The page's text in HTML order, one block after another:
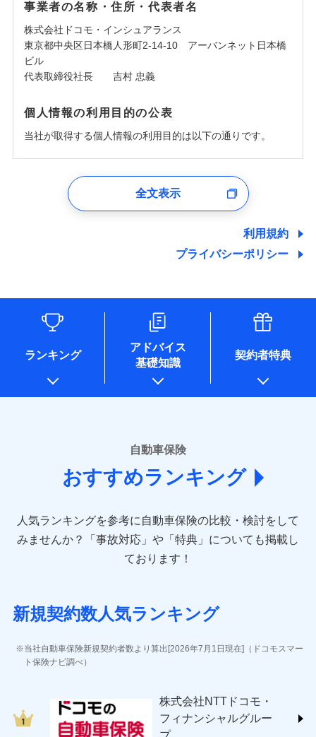
事業者の名称・住所・代表者名
株式会社ドコモ・インシュアランス
東京都中央区日本橋人形町2-14-10 アーバンネット日本橋
ビル
代表取締役社長 吉村 忠義
個人情報の利用目的の公表
当社が取得する個人情報の利用目的は以下の通りです。
ユーザー登録受付および、管理のため
しくは委託を受けている保険会社・提携会社の保険その他に
関する情報を提供し、金融商品等の契約を勧奨するため、ま
た維持管理等の委託業務遂行のため、またそれらに付帯、関
情報を取引のある他の保険会社の商品・サービスをご提案す
るために利用させていただくことがあります。）
各種セミナーの開催のため
コンサルティングサービスの実施のため
アンケートやキャンペーン等の実施のため
上記に係る案内・手続き・管理等付帯業務を行うため
* 当社が委託を受けている保険会社の情報は、保険会社のホ
ームページに掲載しておりますので、ご確認ください。
あいおいニッセイ同和損害保険株式会社
(https://www.aioinissaydowa.co.jp/)
アクサ損害保険株式会社 (https://www.axa-
direct.co.jp/)
sompo.co.jp/)
東京海上ダイレクト損害保険株式会社 (https://www.e-
AIG損害保険株式会社 (https://www.aig.co.jp/sonpo)
ジェイアイ傷害火災保険株式会社
ソニー損害保険株式会社
(https://www.sonysonpo.co.jp/)
ＳＯＭＰＯダイレクト損害保険株式会社
(https://www.sompo-direct.co.jp/)
全文表示
利用規約
プライバシーポリシー
ランキング
アドバイス
基礎知識
契約者特典
自動車保険
おすすめランキング
人気ランキングを参考に自動車保険の比較・検討をして
みませんか？
「事故対応」や「特典」についても掲載し
ております！
新規契約数人気ランキング
当社自動車保険新規契約者数より算出[2026年7月1日現在]（ドコモスマー
ト保険ナビ調べ）
株式会社NTTドコモ・
フィナンシャルグルー